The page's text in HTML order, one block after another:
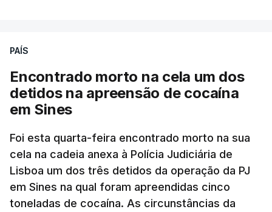
No domingo, estavam concluídos cerca de 50 por
cento dos mais de 20 mil pedidos de reapreciação,
mas Cristina Mota, porta-voz da Missão Escola
Pública, tem dúvidas de que o processo esteja
"Durante o fim de semana e nos últimos dias,
apercebamo-nos que ainda estão a ser
convocados professores para reapreciações"
disse a professora à agência Lusa."Será
PAÍS
Encontrado morto na cela um dos
detidos na apreensão de cocaína
em Sines
Foi esta quarta-feira encontrado morto na sua
cela na cadeia anexa à Polícia Judiciária de
Lisboa um dos três detidos da operação da PJ
em Sines na qual foram apreendidas cinco
toneladas de cocaína. As circunstâncias da